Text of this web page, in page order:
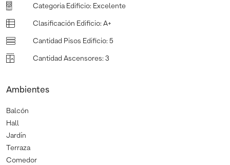
Categoria Edificio: Excelente
Clasificación Edificio: A+
Cantidad Pisos Edificio: 5
Cantidad Ascensores: 3
Ambientes
Balcón
Hall
Jardín
Terraza
Comedor